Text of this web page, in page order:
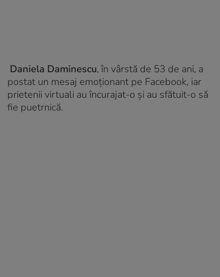
Daniela Daminescu, în vârstă de 53 de ani, a
postat un mesaj emoționant pe Facebook, iar
prietenii virtuali au încurajat-o și au sfătuit-o să
fie puetrnică.